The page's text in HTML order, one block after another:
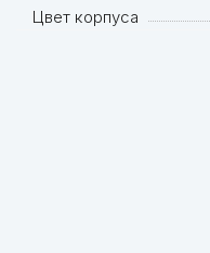
Цвет корпуса